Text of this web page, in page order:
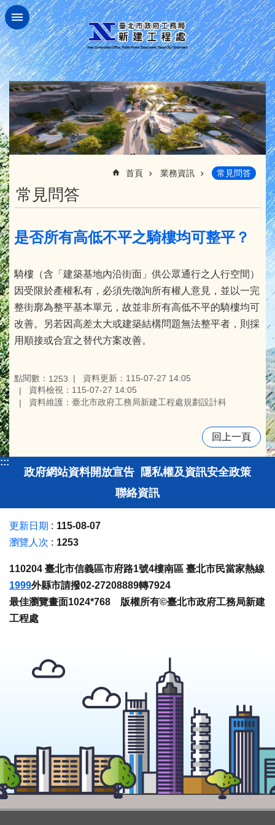
跳到主要內容區塊
首頁 業務資訊 常見問答
常見問答
是否所有高低不平之騎樓均可整平？
騎樓（含「建築基地內沿街面」供公眾通行之人行空間）
因受限於產權私有，必須先徵詢所有權人意見，並以一完
整街廓為整平基本單元，故並非所有高低不平的騎樓均可
改善。另若因高差太大或建築結構問題無法整平者，則採
用順接或合宜之替代方案改善。
點閱數： 1253
資料更新：115-07-27 14:05
資料檢視：115-07-27 14:05
資料維護：臺北市政府工務局新建工程處規劃設計科
回上一頁
:::
政府網站資料開放宣告 隱私權及資訊安全政策
聯絡資訊
更新日期
115-08-07
瀏覽人次
1253
110204 臺北市信義區市府路1號4樓南區 臺北市民當家熱線
1999外縣市請撥02-27208889轉7924
最佳瀏覽畫面1024*768 版權所有©臺北市政府工務局新建
工程處